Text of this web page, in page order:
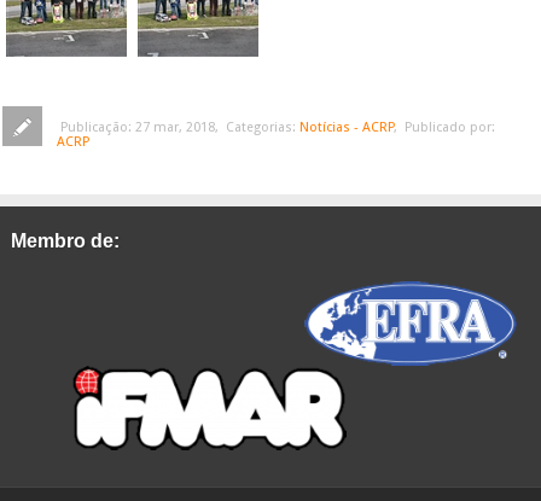
Publicação: 27 mar, 2018, Categorias: Notícias - ACRP,
Publicado por:
ACRP
Membro de: